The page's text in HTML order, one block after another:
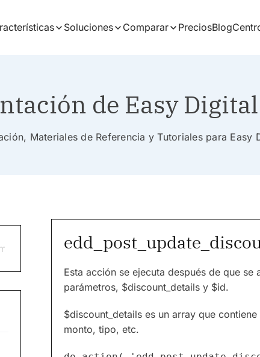
Soluciones Comparar PreciosBlog
de Easy
Materiales de Referencia y Tutoriales para Easy
Esta acción se ejecuta después de que
parámetros, $discount_details y $id.
$discount_details es un array que
monto, tipo, etc.